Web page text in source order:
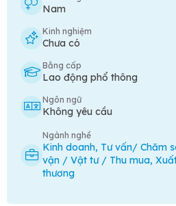
Nam
Kinh nghiệm
Chưa có
Bằng cấp
Lao động phổ thông
Ngôn ngữ
Không yêu cầu
Ngành nghề
Kinh doanh, Tư vấn/ Chăm
vận / Vật tư / Thu mua,
thương